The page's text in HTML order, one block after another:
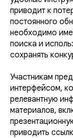
приводит к
постоянного
необходимо
поиска и
сохранять
Участникам
интерфейсом,
релевантную
материалов,
приводить